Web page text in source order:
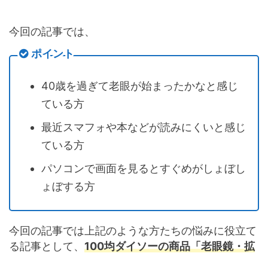
今回の記事では、
ポイント
40歳を過ぎて老眼が始まったかなと感じ
ている方
最近スマフォや本などが読みにくいと感じ
ている方
パソコンで画面を見るとすぐめがしょぼし
ょぼする方
今回の記事では上記のような方たちの悩みに役立て
る記事として、 100均ダイソーの商品「老眼鏡・拡